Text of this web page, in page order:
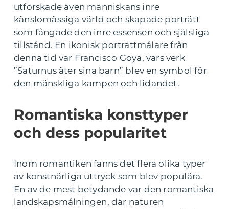
utforskade även människans inre
känslomässiga värld och skapade porträtt
som fångade den inre essensen och själsliga
tillstånd. En ikonisk porträttmålare från
denna tid var Francisco Goya, vars verk
”Saturnus äter sina barn” blev en symbol för
den mänskliga kampen och lidandet.
Romantiska konsttyper
och dess popularitet
Inom romantiken fanns det flera olika typer
av konstnärliga uttryck som blev populära.
En av de mest betydande var den romantiska
landskapsmålningen, där naturen